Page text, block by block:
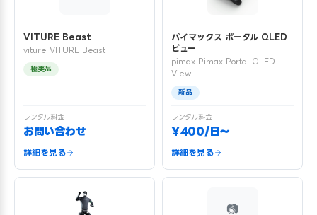
VITURE Beast
viture VITURE Beast
極美品
レンタル料金
お問い合わせ
詳細を見る
パイマックス ポータル QLED
ビュー
pimax Pimax Portal QLED
View
新品
レンタル料金
¥400/日〜
詳細を見る